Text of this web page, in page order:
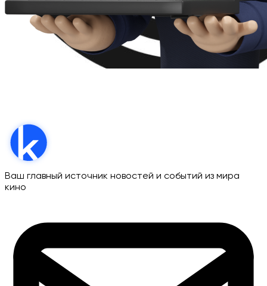
Ваш главный источник новостей и событий из мира
кино